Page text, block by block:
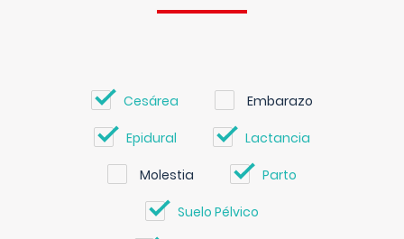
Cesárea Embarazo
Epidural Lactancia
Molestia Parto
Suelo Pélvico